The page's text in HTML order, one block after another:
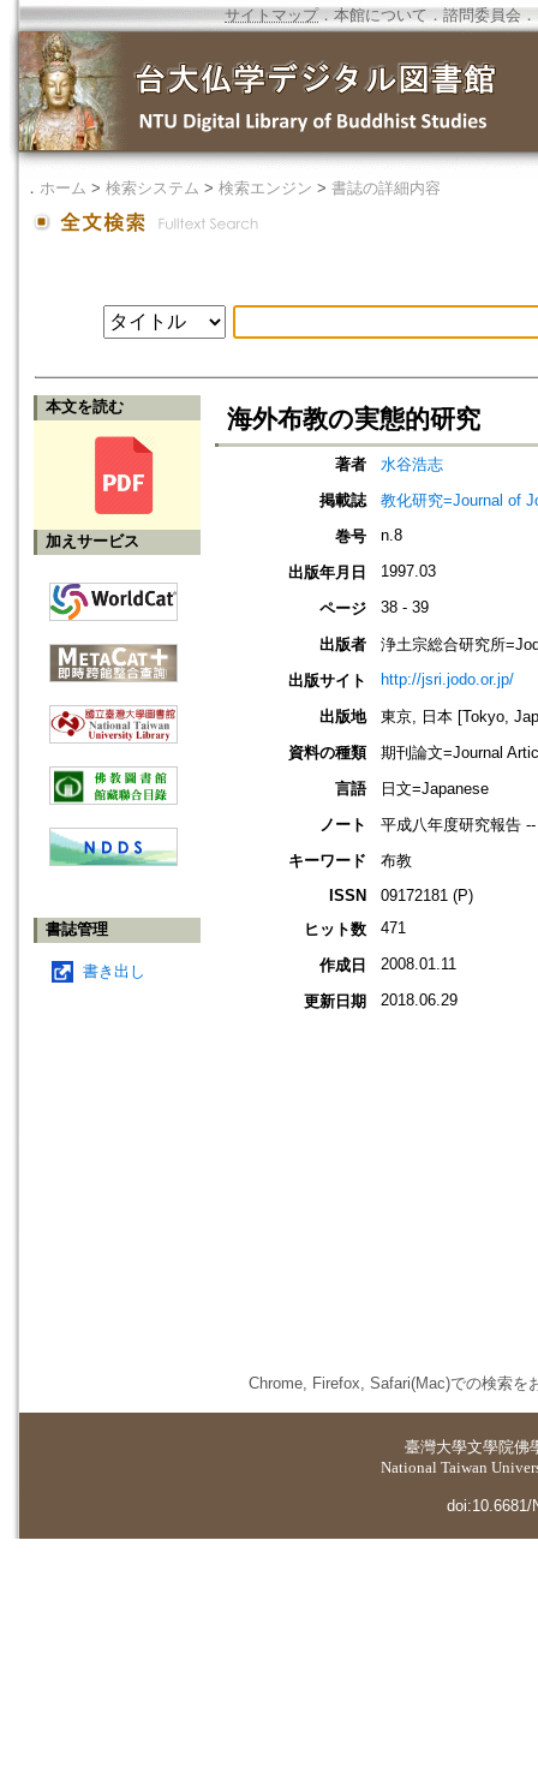
サイトマップ．本館について ． 諮問委員会 ．
． ホーム > 検索システム > 検索エンジン > 書誌の詳細内容
本文を読む
加えサービス
書誌管理
書き出し
海外布教の実態的研究
著者
水谷浩志
掲載誌
教化研究=Journal of
巻号
n.8
出版年月日 1997.03
ページ 38 - 39
出版者
浄土宗総合研究所
出版サイト
http://jsri.jodo.or.jp/
出版地
東京, 日本 [Tokyo,
資料の種類
期刊論文=Journal
言語
日文=Japanese
ノート
平成八年度研究報告
キーワード
布教
ISSN
09172181 (P)
ヒット数
471
作成日 2008.01.11
更新日期 2018.06.29
Chrome, Firefox, Safari(Mac)での検索を
臺灣大學文學院佛
National Taiwan
doi:10.6681/